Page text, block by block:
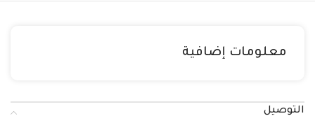
معلومات إضافية
التوصيل